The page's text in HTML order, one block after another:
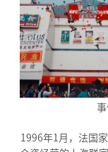
1996年1月，法国